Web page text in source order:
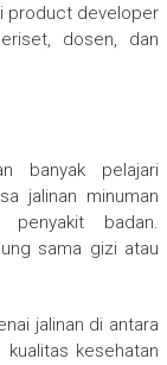
product developer
dosen, dan
banyak pelajari
jalinan minuman
badan.
sama gizi atau
jalinan di antara
kesehatan